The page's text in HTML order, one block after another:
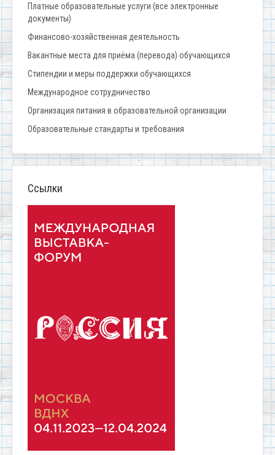
Платные образовательные услуги (все электронные
документы)
Финансово-хозяйственная деятельность
Вакантные места для приёма (перевода) обучающихся
Стипендии и меры поддержки обучающихся
Международное сотрудничество
Организация питания в образовательной организации
Образовательные стандарты и требования
Ссылки